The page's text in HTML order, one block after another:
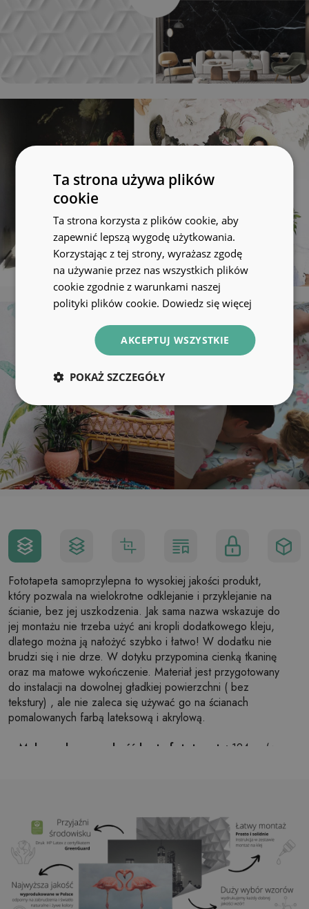
Fototapeta samoprzylepna to wysokiej jakości produkt,
który pozwala na wielokrotne odklejanie i przyklejanie na
ścianie, bez jej uszkodzenia. Jak sama nazwa wskazuje do
jej montażu nie trzeba użyć ani kropli dodatkowego kleju,
dlatego można ją nałożyć szybko i łatwo! W dodatku nie
brudzi się i nie drze. W dotyku przypomina cienką tkaninę
oraz ma matowe wykończenie. Materiał jest przygotowany
do instalacji na dowolnej gładkiej powierzchni ( bez
tekstury) , ale nie zaleca się używać go na ścianach
pomalowanych farbą lateksową i akrylową.
Maksymalna szerokość brytu fototapety: 124cm (w
Klej:Niepotrzebny
Zastosowanie:
Salon, sypialnia, pomieszczenia
biurowe, przedpokój i wiele innych
Ta strona używa plików
cookie
Ta strona korzysta z plików cookie, aby
zapewnić lepszą wygodę użytkowania.
Korzystając z tej strony, wyrażasz zgodę
na używanie przez nas wszystkich plików
cookie zgodnie z warunkami naszej
polityki plików cookie. Dowiedz się więcej
AKCEPTUJ WSZYSTKIE
POKAŻ SZCZEGÓŁY